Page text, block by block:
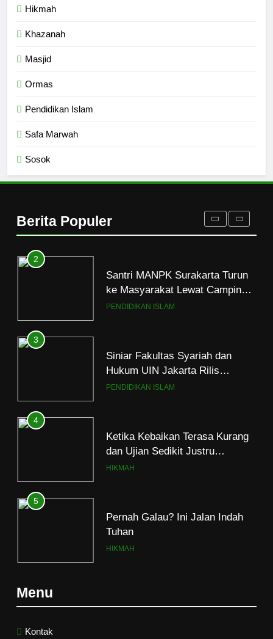
Hikmah
Khazanah
Masjid
Ormas
Pendidikan Islam
Safa Marwah
Sosok
Berita Populer
1
Tolak Kekerasan Seksual di
Lingkungan Kampus dan
Pesantren
PENDIDIKAN ISLAM
2
Santri MANPK Surakarta Turun
ke Masyarakat Lewat Camping
Dakwah Ramadan
PENDIDIKAN ISLAM
3
Siniar Fakultas Syariah dan
Hukum UIN Jakarta Rilis
Program Fikih Genzi Selama
PENDIDIKAN ISLAM
4
Ketika Kebaikan Terasa Kurang
dan Ujian Sedikit Justru
Menjerumuskan
HIKMAH
5
Pernah Galau? Ini Jalan Indah
Tuhan
HIKMAH
Menu
Kontak